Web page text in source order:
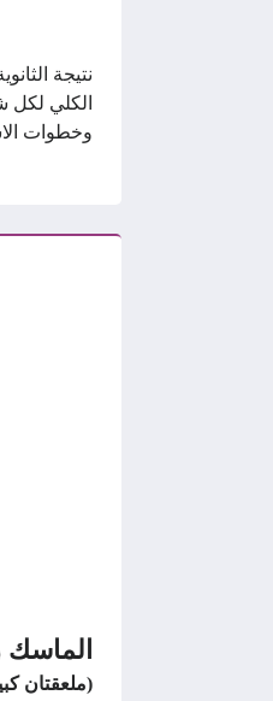
الكلي لكل
وخطوات
الماسك رقم ٣
(ملعقتان